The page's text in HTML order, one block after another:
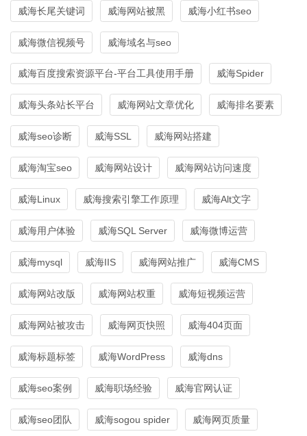
威海长尾关键词 威海网站被黑 威海小红书seo
威海微信视频号 威海域名与seo
威海百度搜索资源平台-平台工具使用手册 威海Spider
威海头条站长平台 威海网站文章优化 威海排名要素
威海seo诊断 威海SSL 威海网站搭建
威海淘宝seo 威海网站设计 威海网站访问速度
威海Linux 威海搜索引擎工作原理 威海Alt文字
威海用户体验 威海SQL Server 威海微博运营
威海mysql 威海IIS 威海网站推广 威海CMS
威海网站改版 威海网站权重 威海短视频运营
威海网站被攻击 威海网页快照 威海404页面
威海标题标签 威海WordPress 威海dns
威海seo案例 威海职场经验 威海官网认证
威海seo团队 威海sogou spider 威海网页质量